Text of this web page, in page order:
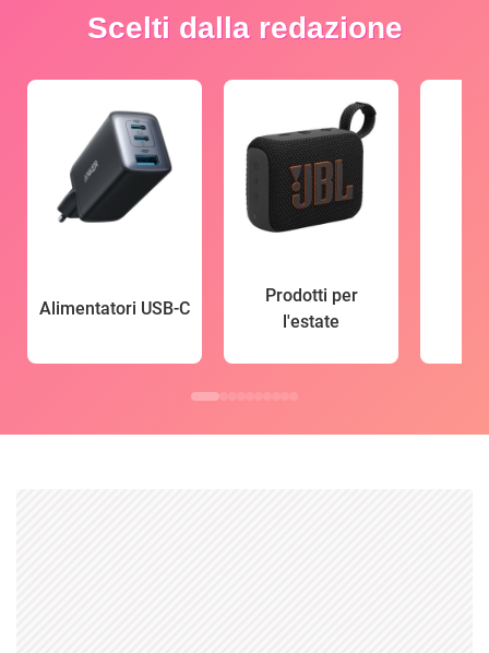
Scelti dalla redazione
Alimentatori USB-C
Prodotti per
l'estate